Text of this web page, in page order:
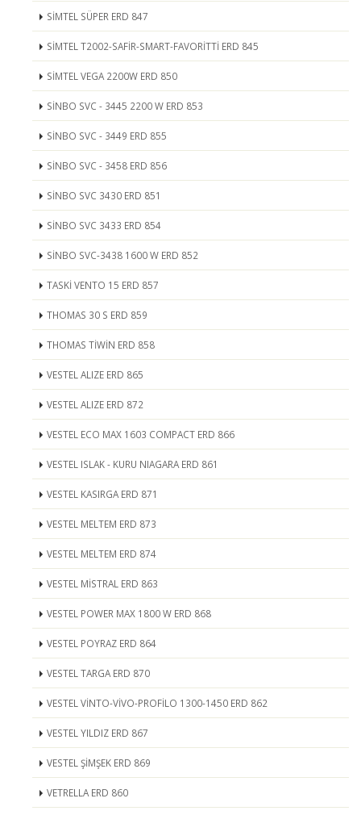
SİMTEL SÜPER ERD 847
SİMTEL T2002-SAFİR-SMART-FAVORİTTİ ERD 845
SİMTEL VEGA 2200W ERD 850
SİNBO SVC - 3445 2200 W ERD 853
SİNBO SVC - 3449 ERD 855
SİNBO SVC - 3458 ERD 856
SİNBO SVC 3430 ERD 851
SİNBO SVC 3433 ERD 854
SİNBO SVC-3438 1600 W ERD 852
TASKİ VENTO 15 ERD 857
THOMAS 30 S ERD 859
THOMAS TİWİN ERD 858
VESTEL ALIZE ERD 865
VESTEL ALIZE ERD 872
VESTEL ECO MAX 1603 COMPACT ERD 866
VESTEL ISLAK - KURU NIAGARA ERD 861
VESTEL KASIRGA ERD 871
VESTEL MELTEM ERD 873
VESTEL MELTEM ERD 874
VESTEL MİSTRAL ERD 863
VESTEL POWER MAX 1800 W ERD 868
VESTEL POYRAZ ERD 864
VESTEL TARGA ERD 870
VESTEL VİNTO-VİVO-PROFİLO 1300-1450 ERD 862
VESTEL YILDIZ ERD 867
VESTEL ŞİMŞEK ERD 869
VETRELLA ERD 860